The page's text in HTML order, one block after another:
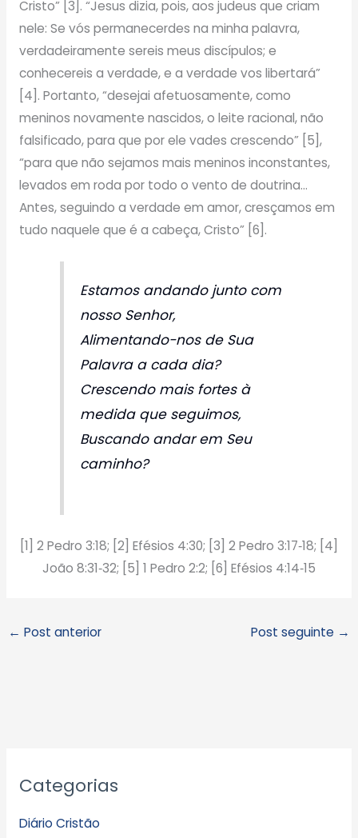
Cristo” [3]. “Jesus dizia, pois, aos judeus que criam
nele: Se vós permanecerdes na minha palavra,
verdadeiramente sereis meus discípulos; e
conhecereis a verdade, e a verdade vos libertará”
[4]. Portanto, “desejai afetuosamente, como
meninos novamente nascidos, o leite racional, não
falsificado, para que por ele vades crescendo” [5],
“para que não sejamos mais meninos inconstantes,
levados em roda por todo o vento de doutrina…
Antes, seguindo a verdade em amor, cresçamos em
tudo naquele que é a cabeça, Cristo” [6].
Estamos andando junto com
nosso Senhor,
Alimentando-nos de Sua
Palavra a cada dia?
Crescendo mais fortes à
medida que seguimos,
Buscando andar em Seu
caminho?
[1] 2 Pedro 3:18; [2] Efésios 4:30; [3] 2 Pedro 3:17‑18; [4]
João 8:31‑32; [5] 1 Pedro 2:2; [6] Efésios 4:14‑15
← Post anterior Post seguinte →
Categorias
Diário Cristão
r